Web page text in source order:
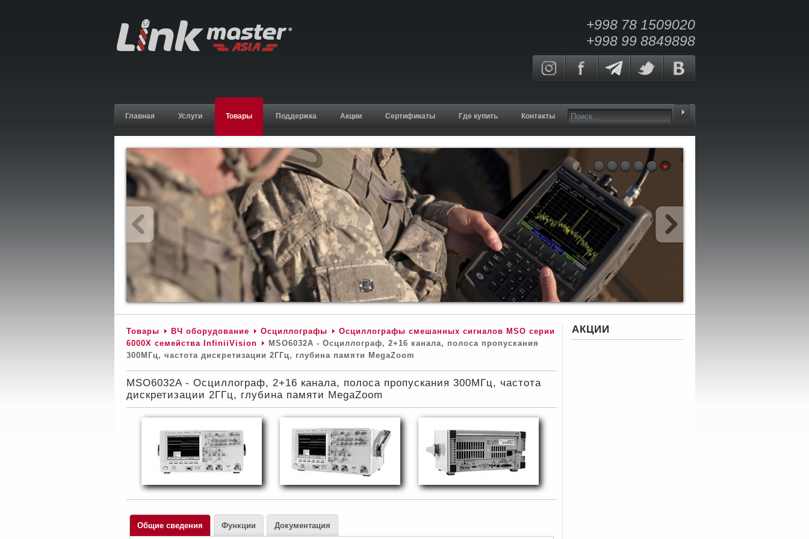
+998 78 1509020
+998 99 8849898
Главная Услуги Товары Поддержка Акции Сертификаты Где купить Контакты
Товары ВЧ оборудование Осциллографы
Осциллографы смешанных сигналов MSO серии
6000Х семейства InfiniiVision
MSO6032A - Осциллограф, 2+16 канала, полоса пропускания
300МГц, частота дискретизации 2ГГц, глубина памяти MegaZoom
MSO6032A - Осциллограф, 2+16 канала, полоса пропускания 300МГц, частота
дискретизации 2ГГц, глубина памяти MegaZoom
Общие сведения Функции Документация
АКЦИИ